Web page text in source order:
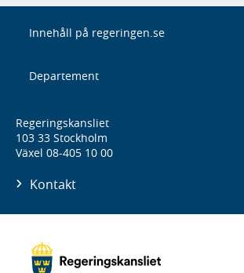
Innehåll på regeringen.se
Departement
Regeringskansliet
103 33 Stockholm
Växel 08-405 10 00
Kontakt